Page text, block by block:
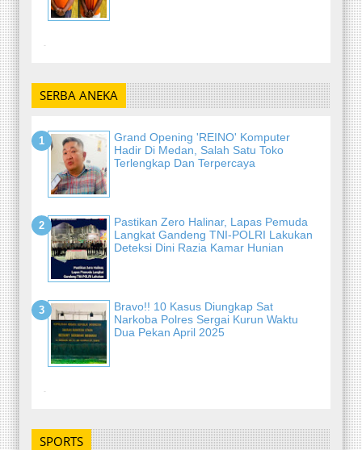
-
SERBA ANEKA
Grand Opening 'REINO' Komputer
Hadir Di Medan, Salah Satu Toko
Terlengkap Dan Terpercaya
Pastikan Zero Halinar, Lapas Pemuda
Langkat Gandeng TNI-POLRI Lakukan
Deteksi Dini Razia Kamar Hunian
Bravo!! 10 Kasus Diungkap Sat
Narkoba Polres Sergai Kurun Waktu
Dua Pekan April 2025
-
SPORTS